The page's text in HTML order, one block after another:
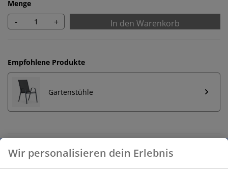
Menge
- + In den Warenkorb
Empfohlene Produkte
Gartenstühle
Unbegrenzte Rückgabe
Keine zeitliche Begrenzung - Rückgabe in jeder JYSK-
Filiale